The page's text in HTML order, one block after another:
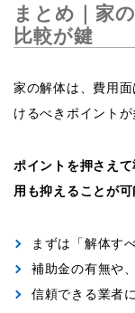
まとめ｜家
比較が鍵
家の解体は、費用
けるべきポイントが
ポイントを押さえ
用も抑えることが可
まずは「解体す
補助金の有無や
信頼できる業者